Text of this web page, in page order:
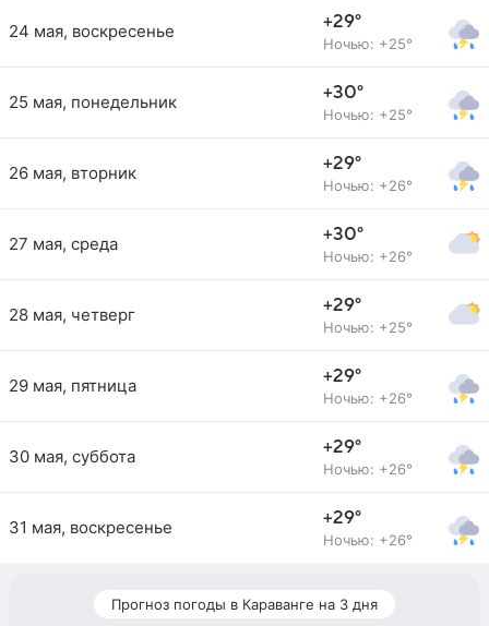
24 мая, воскресенье +29°
Ночью: +25°
25 мая, понедельник +30°
Ночью: +25°
26 мая, вторник +29°
Ночью: +26°
27 мая, среда +30°
Ночью: +26°
28 мая, четверг +29°
Ночью: +25°
29 мая, пятница +29°
Ночью: +26°
30 мая, суббота +29°
Ночью: +26°
31 мая, воскресенье +29°
Ночью: +26°
Прогноз погоды в Караванге на 3 дня